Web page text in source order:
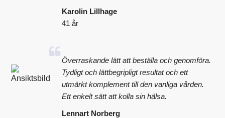
Karolin Lillhage
41 år
Överraskande lätt att beställa och genomföra.
Tydligt och lättbegripligt resultat och ett
utmärkt komplement till den vanliga vården.
Ett enkelt sätt att kolla sin hälsa.
Lennart Norberg